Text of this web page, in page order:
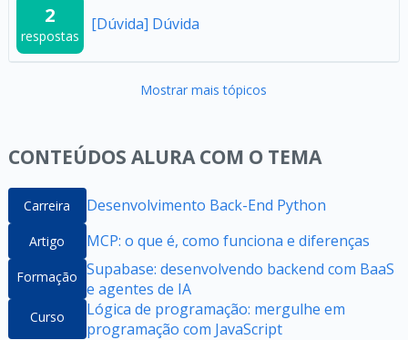
2
respostas
[Dúvida] Dúvida
Mostrar mais tópicos
CONTEÚDOS ALURA COM O TEMA
Carreira Desenvolvimento Back-End Python
Artigo MCP: o que é, como funciona e diferenças
Formação Supabase: desenvolvendo backend com BaaS
e agentes de IA
Curso
Lógica de programação: mergulhe em
programação com JavaScript